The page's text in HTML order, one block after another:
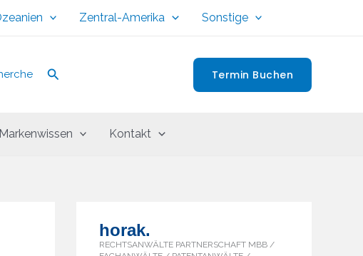
Zentral-Amerika Sonstige
Suchen Termin Buchen
Markenwissen Kontakt
horak.
RECHTSANWÄLTE PARTNERSCHAFT MBB /